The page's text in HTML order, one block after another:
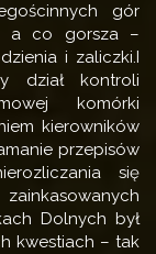
gór
a co gorsza –
i zaliczki.I
dział kontroli
komórki
kierowników
przepisów
się
Dolnych był
kwestiach – tak